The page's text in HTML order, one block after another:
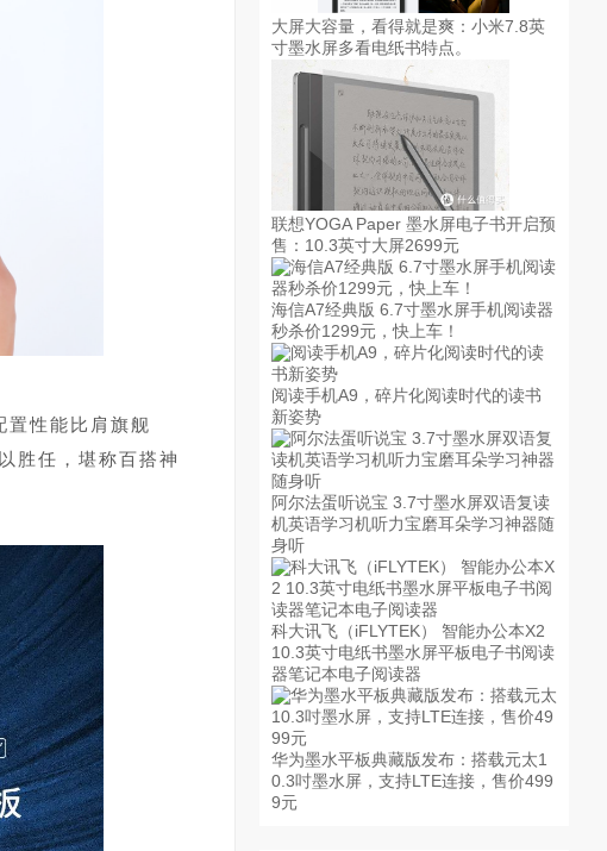
置性能比肩旗舰
胜任，堪称百搭神
大屏大容量，看得就是爽：小米7.8英
寸墨水屏多看电纸书特点。
联想YOGA Paper 墨水屏电子书开启预
售：10.3英寸大屏2699元
海信A7经典版 6.7寸墨水屏手机阅读器
秒杀价1299元，快上车！
阅读手机A9，碎片化阅读时代的读书
新姿势
阿尔法蛋听说宝 3.7寸墨水屏双语复读
机英语学习机听力宝磨耳朵学习神器随
身听
科大讯飞（iFLYTEK） 智能办公本X2
10.3英寸电纸书墨水屏平板电子书阅读
器笔记本电子阅读器
华为墨水平板典藏版发布：搭载元太1
0.3吋墨水屏，支持LTE连接，售价499
9元